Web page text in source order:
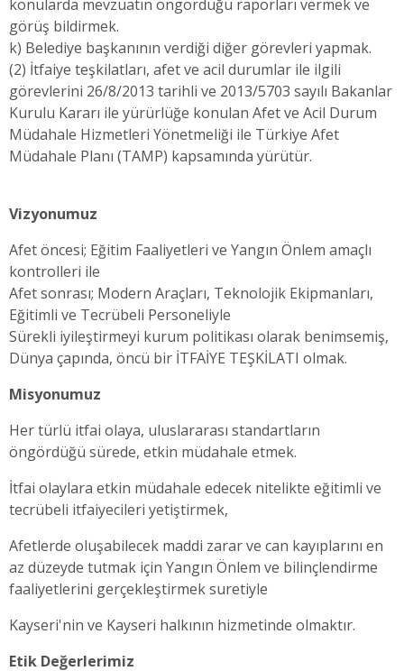
konularda mevzuatın öngördüğü raporları vermek ve
görüş bildirmek.
k) Belediye başkanının verdiği diğer görevleri yapmak.
(2) İtfaiye teşkilatları, afet ve acil durumlar ile ilgili
görevlerini 26/8/2013 tarihli ve 2013/5703 sayılı Bakanlar
Kurulu Kararı ile yürürlüğe konulan Afet ve Acil Durum
Müdahale Hizmetleri Yönetmeliği ile Türkiye Afet
Müdahale Planı (TAMP) kapsamında yürütür.
Vizyonumuz
Afet öncesi; Eğitim Faaliyetleri ve Yangın Önlem amaçlı
kontrolleri ile
Afet sonrası; Modern Araçları, Teknolojik Ekipmanları,
Eğitimli ve Tecrübeli Personeliyle
Sürekli iyileştirmeyi kurum politikası olarak benimsemiş,
Dünya çapında, öncü bir İTFAİYE TEŞKİLATI olmak.
Misyonumuz
Her türlü itfai olaya, uluslararası standartların
öngördüğü sürede, etkin müdahale etmek.
İtfai olaylara etkin müdahale edecek nitelikte eğitimli ve
tecrübeli itfaiyecileri yetiştirmek,
Afetlerde oluşabilecek maddi zarar ve can kayıplarını en
az düzeyde tutmak için Yangın Önlem ve bilinçlendirme
faaliyetlerini gerçekleştirmek suretiyle
Kayseri'nin ve Kayseri halkının hizmetinde olmaktır.
Etik Değerlerimiz